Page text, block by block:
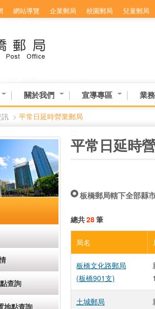
網站導覽 企業郵局 校園郵局 兒童郵局
關於我們 宣導專區 業
> 平常日延時營業郵局
查詢
地點查詢
平常日延時
板橋郵局轄下全部縣
總共28筆
局名
板橋文化路郵局
(板橋901支)
土城郵局